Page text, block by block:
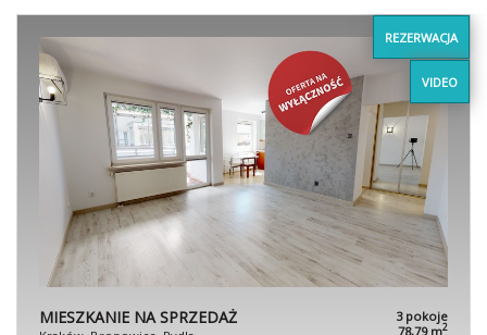
REZERWACJA
VIDEO
MIESZKANIE NA SPRZEDAŻ
3 pokoje
78,79 m2